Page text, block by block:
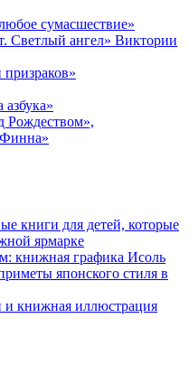
сумасшествие»
Светлый ангел» Виктории
Рождеством»,
книги для детей, которые
ярмарке
книжная графика Исоль
японского стиля в
книжная иллюстрация